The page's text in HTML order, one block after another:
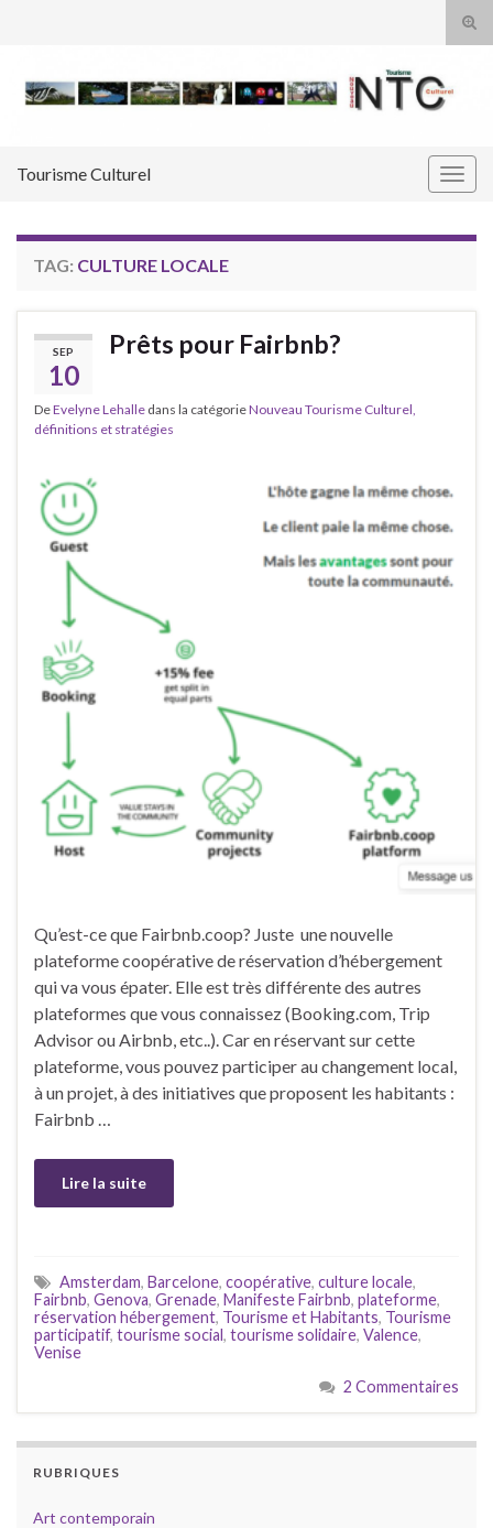
Tourisme Culturel
TAG: CULTURE LOCALE
SEP
10
Prêts pour Fairbnb?
DeEvelyne Lehalle dans la catégorieNouveau Tourisme Culturel,
définitions et stratégies
Qu’est-ce que Fairbnb.coop? Juste une nouvelle
plateforme coopérative de réservation d’hébergement
qui va vous épater. Elle est très différente des autres
plateformes que vous connaissez (Booking.com, Trip
Advisor ou Airbnb, etc..). Car en réservant sur cette
plateforme, vous pouvez participer au changement local,
à un projet, à des initiatives que proposent les habitants :
Fairbnb …
Lire la suite
Amsterdam, Barcelone, coopérative, culture locale,
Fairbnb, Genova, Grenade, Manifeste Fairbnb, plateforme,
réservation hébergement, Tourisme et Habitants, Tourisme
participatif, tourisme social, tourisme solidaire, Valence,
Venise
2 Commentaires
RUBRIQUES
Art contemporain